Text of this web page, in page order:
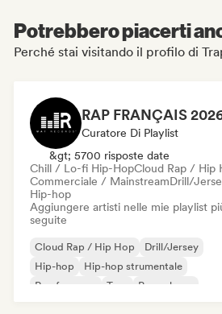
Potrebbero piacerti
Perché stai visitando il profilo di
Curatore Di Playlist
&gt; 5700 risposte date
Chill / Lo-fi Hip-HopCloud Rap / Hip
Commerciale / MainstreamDrill/
Hip-hop
Aggiungere artisti nelle mie playlist
seguite
Cloud Rap / Hip Hop
Drill/Jersey
Hip-hop
Hip-hop strumentale
Rap francese
Trap
Pop urbano